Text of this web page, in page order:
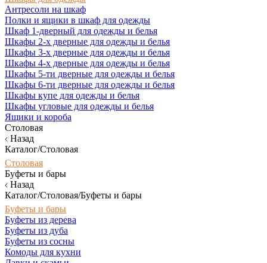
Антресоли на шкаф
Полки и ящики в шкаф для одежды
Шкаф 1-дверный для одежды и белья
Шкафы 2-х дверные для одежды и белья
Шкафы 3-х дверные для одежды и белья
Шкафы 4-х дверные для одежды и белья
Шкафы 5-ти дверные для одежды и белья
Шкафы 6-ти дверные для одежды и белья
Шкафы купе для одежды и белья
Шкафы угловые для одежды и белья
Ящики и короба
Столовая
Назад
Каталог/Столовая
Столовая
Буфеты и бары
Назад
Каталог/Столовая/Буфеты и бары
Буфеты и бары
Буфеты из дерева
Буфеты из дуба
Буфеты из сосны
Комоды для кухни